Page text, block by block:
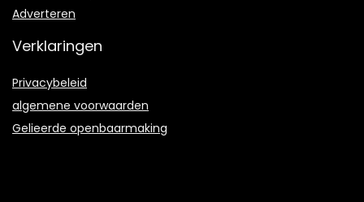
Adverteren
Verklaringen
Privacybeleid
algemene voorwaarden
Gelieerde openbaarmaking